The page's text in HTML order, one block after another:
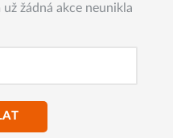
už žádná akce neunikla